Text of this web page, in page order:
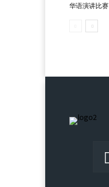
华语演讲比赛